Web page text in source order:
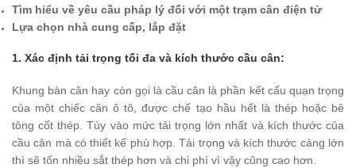
Tìm hiểu về yêu cầu pháp lý đối với một trạm cân điện tử
Lựa chọn nhà cung cấp, lắp đặt
1. Xác định tải trọng tối đa và kích thước cầu cân:
Khung bàn cân hay còn gọi là cầu cân là phần kết cấu quạn trọng
của một chiếc cân ô tô, được chế tạo hầu hết là thép hoặc bê
tông cốt thép. Tùy vào mức tải trọng lớn nhất và kích thước của
cầu cân mà có thiết kế phù hợp. Tải trọng và kích thước càng lớn
thì sẽ tốn nhiều sắt thép hơn và chi phí vì vậy cũng cao hơn.